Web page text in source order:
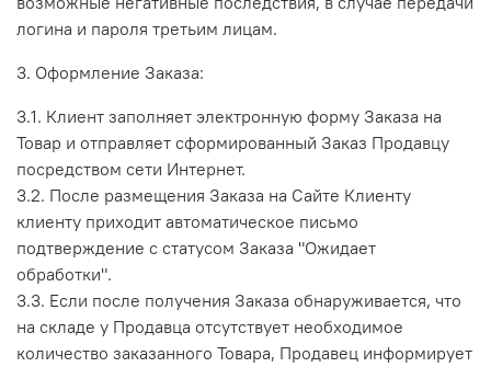
логина и пароля третьим лицам.
3. Оформление Заказа:
3.1. Клиент заполняет электронную форму Заказа на
Товар и отправляет сформированный Заказ Продавцу
посредством сети Интернет.
3.2. После размещения Заказа на Сайте Клиенту
клиенту приходит автоматическое письмо
подтверждение с статусом Заказа "Ожидает
обработки".
3.3. Если после получения Заказа обнаруживается, что
на складе у Продавца отсутствует необходимое
количество заказанного Товара, Продавец информирует